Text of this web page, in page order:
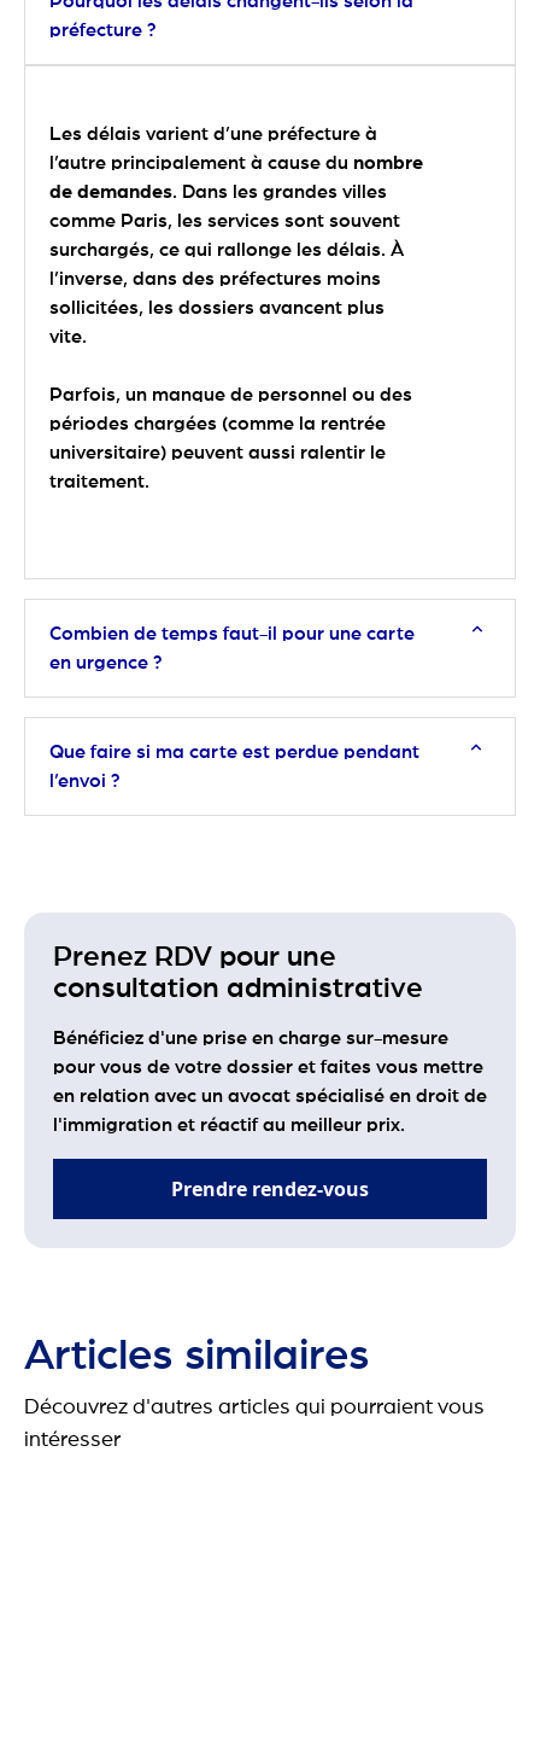
préfecture ?
Les délais varient d’une préfecture à
l’autre principalement à cause du nombre
de demandes. Dans les grandes villes
comme Paris, les services sont souvent
surchargés, ce qui rallonge les délais. À
l’inverse, dans des préfectures moins
sollicitées, les dossiers avancent plus
vite.
Parfois, un manque de personnel ou des
périodes chargées (comme la rentrée
universitaire) peuvent aussi ralentir le
traitement.
Combien de temps faut-il pour une carte
en urgence ?
Que faire si ma carte est perdue pendant
l’envoi ?
Prenez RDV pour une
consultation administrative
Bénéficiez d'une prise en charge sur-mesure
pour vous de votre dossier et faites vous mettre
en relation avec un avocat spécialisé en droit de
l'immigration et réactif au meilleur prix.
Prendre rendez-vous
Articles similaires
Découvrez d'autres articles qui pourraient vous
intéresser